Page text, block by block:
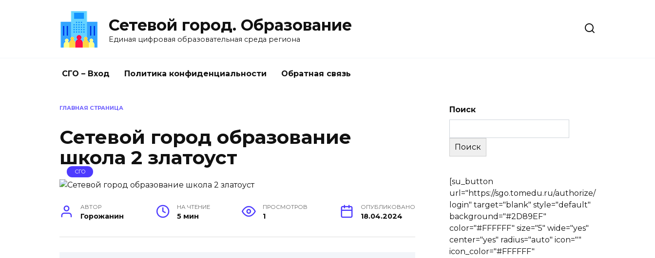
Сетевой город. Образование
Единая цифровая образовательная среда региона
СГО – Вход Политика конфиденциальности Обратная связь
ГЛАВНАЯ СТРАНИЦА
Сетевой город образование
школа 2 златоуст
СГО
АВТОР
Горожанин
НА ЧТЕНИЕ
5 мин
ПРОСМОТРОВ
1
ОПУБЛИКОВАНО
18.04.2024
Поиск
Поиск
[su_button
url="https://sgo.tomedu.ru/authorize/
login" target="blank" style="default"
background="#2D89EF"
color="#FFFFFF" size="5" wide="yes"
center="yes" radius="auto" icon=""
icon_color="#FFFFFF"